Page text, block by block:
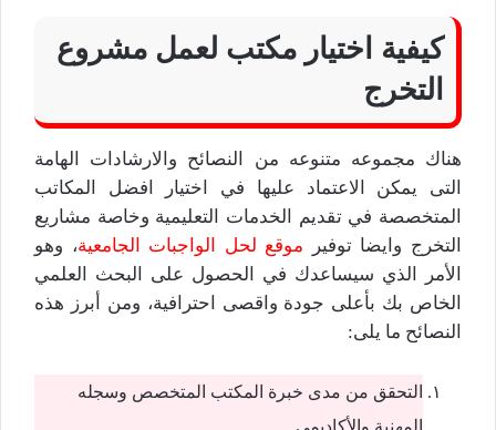
كيفية اختيار مكتب لعمل مشروع
التخرج
هناك مجموعه متنوعه من النصائح والارشادات الهامة
التى يمكن الاعتماد عليها في اختيار افضل المكاتب
المتخصصة في تقديم الخدمات التعليمية وخاصة مشاريع
التخرج وايضا توفير موقع لحل الواجبات الجامعية، وهو
الأمر الذي سيساعدك في الحصول على البحث العلمي
الخاص بك بأعلى جودة واقصى احترافية، ومن أبرز هذه
النصائح ما يلى:
التحقق من مدى خبرة المكتب المتخصص وسجله
المهنية والأكاديمي.